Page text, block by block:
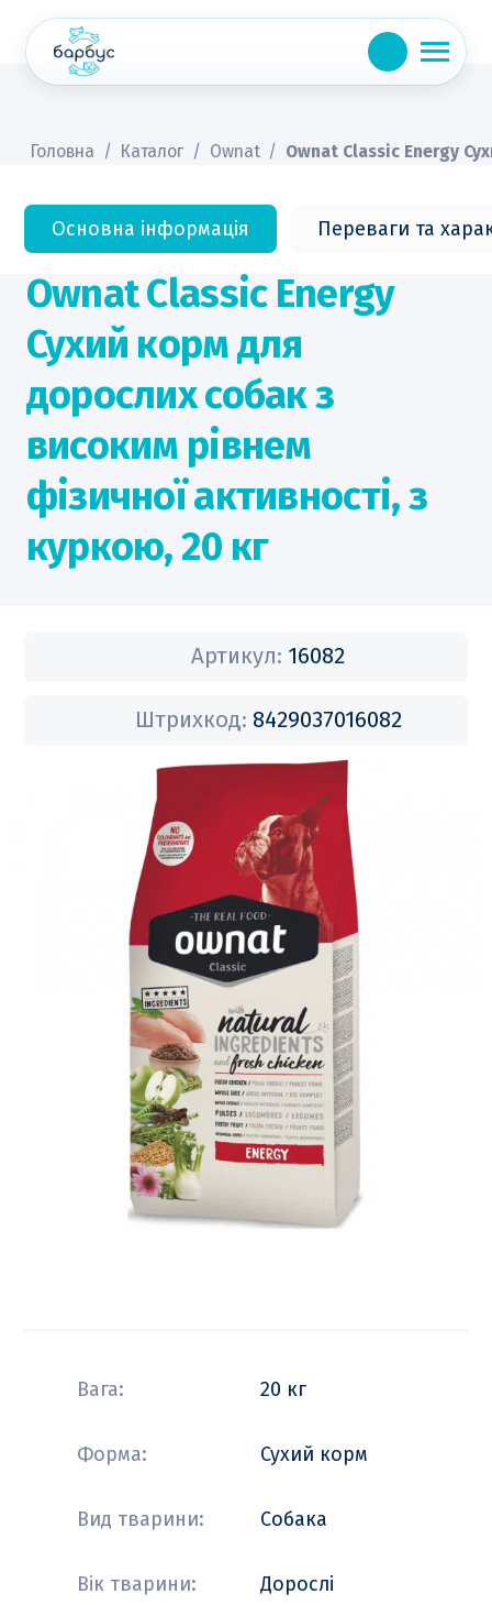
content
Головна / Каталог / Ownat / Ownat Classic Energy
Основна інформація Переваги та
Ownat Classic Energy
Сухий корм для
дорослих собак з
високим рівнем
фізичної активності, з
куркою, 20 кг
Артикул: 16082
Штрихкод: 8429037016082
Вага: 20 кг
Форма: Сухий корм
Вид тварини: Собака
Вік тварини: Дорослі